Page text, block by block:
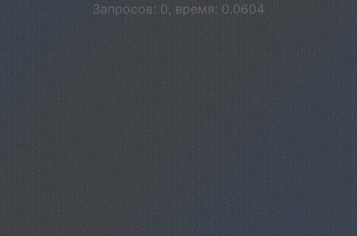
Запросов: 0, время: 0.0604